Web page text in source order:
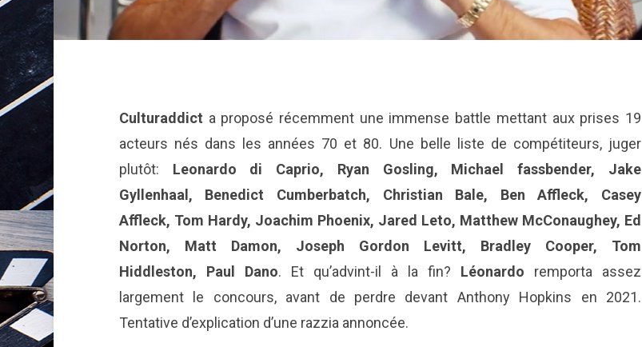
Culturaddict a proposé récemment une immense battle mettant aux prises 19
acteurs nés dans les années 70 et 80. Une belle liste de compétiteurs, juger
plutôt: Leonardo di Caprio, Ryan Gosling, Michael fassbender, Jake
Gyllenhaal, Benedict Cumberbatch, Christian Bale, Ben Affleck, Casey
Affleck, Tom Hardy, Joachim Phoenix, Jared Leto, Matthew McConaughey, Ed
Norton, Matt Damon, Joseph Gordon Levitt, Bradley Cooper, Tom
Hiddleston, Paul Dano. Et qu’advint-il à la fin? Léonardo remporta assez
largement le concours, avant de perdre devant Anthony Hopkins en 2021.
Tentative d’explication d’une razzia annoncée.